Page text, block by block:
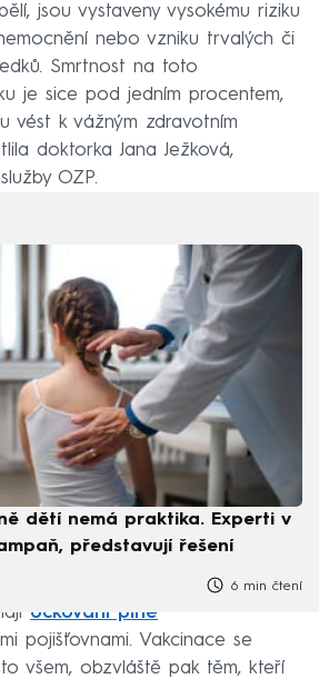
jsou vystaveny vysokému riziku
nebo vzniku trvalých či
Smrtnost na toto
je sice pod jedním procentem,
vést k vážným zdravotním
doktorka Jana Ježková,
OZP.
dětí nemá praktika. Experti v
představují řešení
6 min čtení
očkování plně
pojišťovnami. Vakcinace se
všem, obzvláště pak těm, kteří